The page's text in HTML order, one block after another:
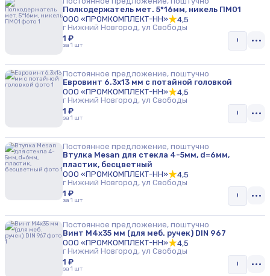
Полкодержатель мет. 5*16мм, никель ПМ01
ООО «ПРОМКОМПЛЕКТ-НН»
4,5
г Нижний Новгород, ул Свободы
1 ₽
за 1 шт
Постоянное предложение, поштучно
Евровинт 6.3x13 мм с потайной головкой
ООО «ПРОМКОМПЛЕКТ-НН»
4,5
г Нижний Новгород, ул Свободы
1 ₽
за 1 шт
Постоянное предложение, поштучно
Втулка Mesan для стекла 4-5мм, d=6мм,
пластик, бесцветный
ООО «ПРОМКОМПЛЕКТ-НН»
4,5
г Нижний Новгород, ул Свободы
1 ₽
за 1 шт
Постоянное предложение, поштучно
Винт М4х35 мм (для меб. ручек) DIN 967
ООО «ПРОМКОМПЛЕКТ-НН»
4,5
г Нижний Новгород, ул Свободы
1 ₽
за 1 шт